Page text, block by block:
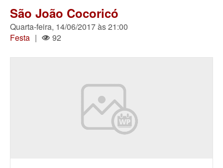
São João Cocoricó
Quarta-feira, 14/06/2017 às 21:00
Festa | 92